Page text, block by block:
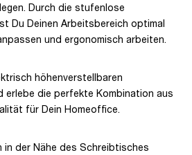
Durch die stufenlose
Du Deinen Arbeitsbereich optimal
und ergonomisch arbeiten.
höhenverstellbaren
erlebe die perfekte Kombination aus
für Dein Homeoffice.
in der Nähe des Schreibtisches